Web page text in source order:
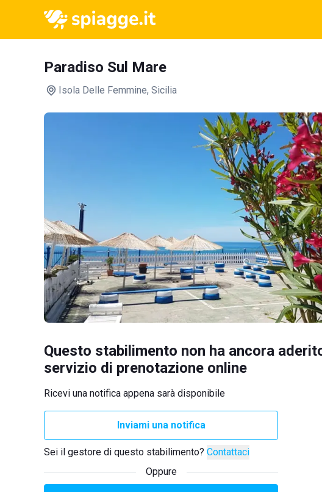
Paradiso Sul Mare
Isola Delle Femmine, Sicilia
Questo stabilimento non ha ancora
servizio di prenotazione online
Ricevi una notifica appena sarà disponibile
Inviami una notifica
Sei il gestore di questo stabilimento? Contattaci
Oppure